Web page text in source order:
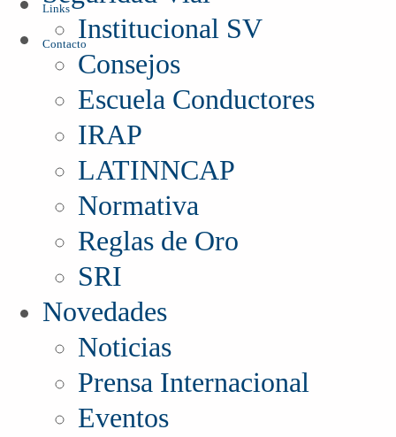
Links
ContactoInstitucional SV
Consejos
Escuela Conductores
IRAP
LATINNCAP
Normativa
Reglas de Oro
SRI
Novedades
Noticias
Prensa Internacional
Eventos